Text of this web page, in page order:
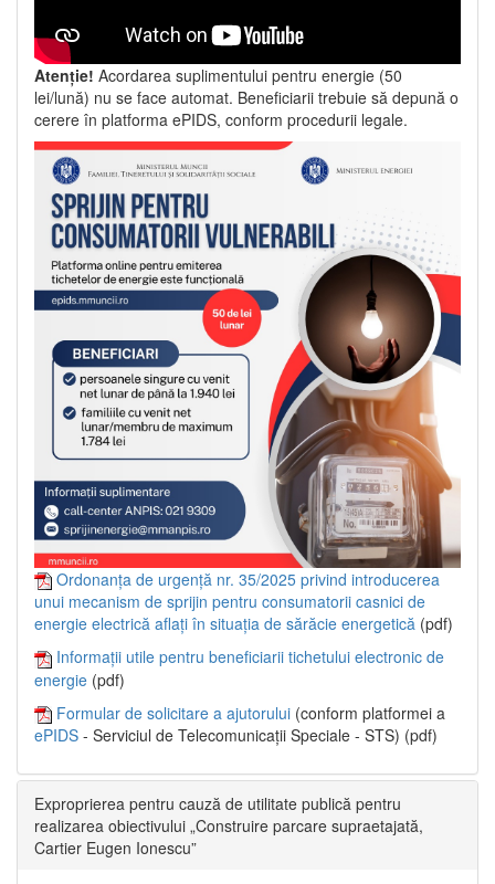
Atenție! Acordarea suplimentului pentru energie (50
lei/lună) nu se face automat. Beneficiarii trebuie să depună o
cerere în platforma ePIDS, conform procedurii legale.
Ordonanța de urgență nr. 35/2025 privind introducerea
unui mecanism de sprijin pentru consumatorii casnici de
energie electrică aflați în situația de sărăcie energetică (pdf)
Informații utile pentru beneficiarii tichetului electronic de
energie (pdf)
Formular de solicitare a ajutorului (conform platformei a
ePIDS - Serviciul de Telecomunicații Speciale - STS) (pdf)
Exproprierea pentru cauză de utilitate publică pentru
realizarea obiectivului „Construire parcare supraetajată,
Cartier Eugen Ionescu”